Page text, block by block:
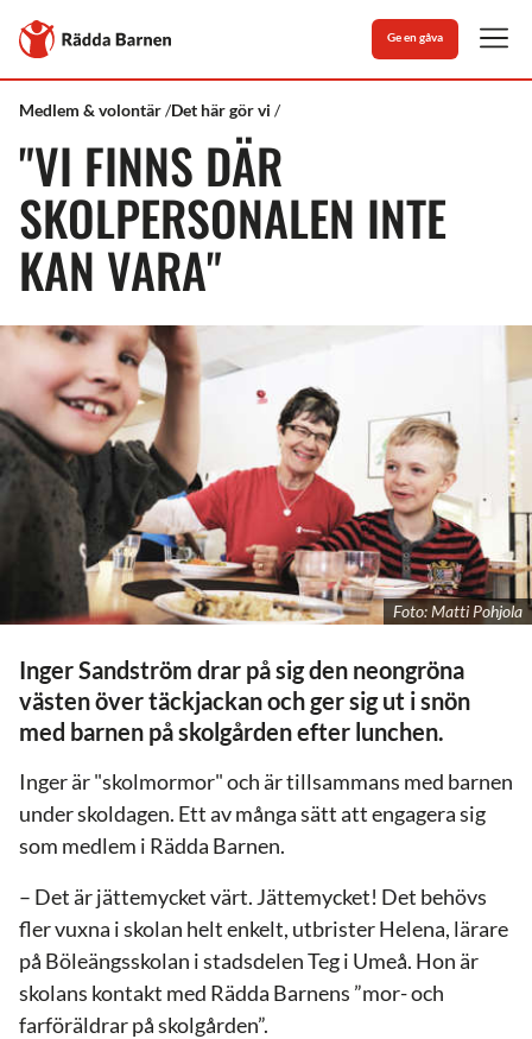
Till
Rädda
Barnens
Ge en gåva
Rädda
Medlem & volontär Det här gör vi
"Vi
där
skolpersonalen
inte
kan
vara"
"VI FINNS DÄR
SKOLPERSONALEN INTE
KAN VARA"
Foto: Matti Pohjola
Inger Sandström drar på sig den neongröna
västen över täckjackan och ger sig ut i snön
med barnen på skolgården efter lunchen.
Inger är "skolmormor" och är tillsammans med barnen
under skoldagen. Ett av många sätt att engagera sig
som medlem i Rädda Barnen.
– Det är jättemycket värt. Jättemycket! Det behövs
fler vuxna i skolan helt enkelt, utbrister Helena, lärare
på Böleängsskolan i stadsdelen Teg i Umeå. Hon är
skolans kontakt med Rädda Barnens ”mor- och
farföräldrar på skolgården”.